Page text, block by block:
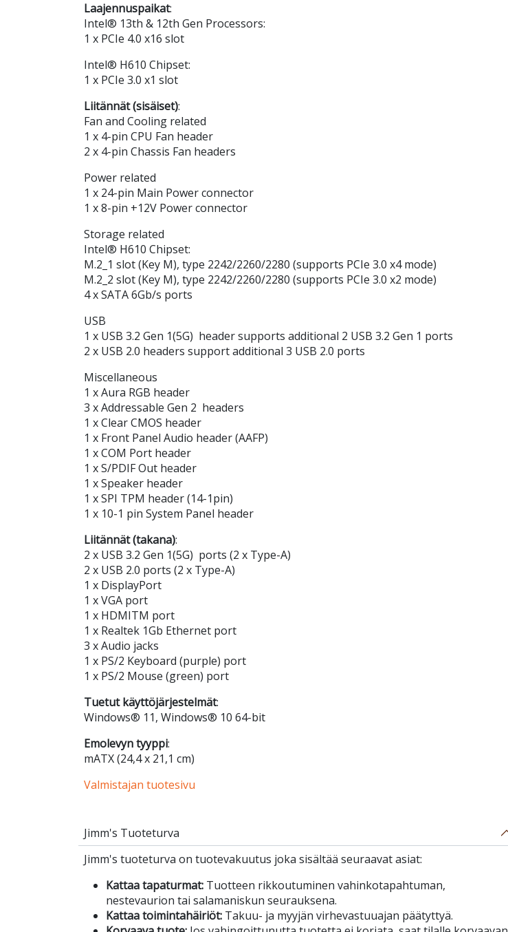
Laajennuspaikat:
Intel® 13th & 12th Gen Processors:
1 x PCIe 4.0 x16 slot
Intel® H610 Chipset:
1 x PCIe 3.0 x1 slot
Liitännät (sisäiset):
Fan and Cooling related
1 x 4-pin CPU Fan header
2 x 4-pin Chassis Fan headers
Power related
1 x 24-pin Main Power connector
1 x 8-pin +12V Power connector
Storage related
Intel® H610 Chipset:
M.2_1 slot (Key M), type 2242/2260/2280 (supports PCIe 3.0 x4 mode)
M.2_2 slot (Key M), type 2242/2260/2280 (supports PCIe 3.0 x2 mode)
4 x SATA 6Gb/s ports
USB
1 x USB 3.2 Gen 1(5G) header supports additional 2 USB 3.2 Gen 1 ports
2 x USB 2.0 headers support additional 3 USB 2.0 ports
Miscellaneous
1 x Aura RGB header
3 x Addressable Gen 2 headers
1 x Clear CMOS header
1 x Front Panel Audio header (AAFP)
1 x COM Port header
1 x S/PDIF Out header
1 x Speaker header
1 x SPI TPM header (14-1pin)
1 x 10-1 pin System Panel header
Liitännät (takana):
2 x USB 3.2 Gen 1(5G) ports (2 x Type-A)
2 x USB 2.0 ports (2 x Type-A)
1 x DisplayPort
1 x VGA port
1 x HDMITM port
1 x Realtek 1Gb Ethernet port
3 x Audio jacks
1 x PS/2 Keyboard (purple) port
1 x PS/2 Mouse (green) port
Tuetut käyttöjärjestelmät:
Windows® 11, Windows® 10 64-bit
Emolevyn tyyppi:
mATX (24,4 x 21,1 cm)
Valmistajan tuotesivu
Jimm's Tuoteturva
Jimm's tuoteturva on tuotevakuutus joka sisältää seuraavat asiat:
Kattaa tapaturmat: Tuotteen rikkoutuminen vahinkotapahtuman,
nestevaurion tai salamaniskun seurauksena.
Kattaa toimintahäiriöt: Takuu- ja myyjän virhevastuuajan päätyttyä.